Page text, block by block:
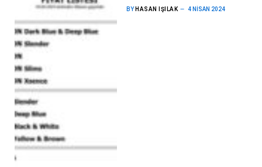
BY HASAN IŞILAK 4 NISAN 2024